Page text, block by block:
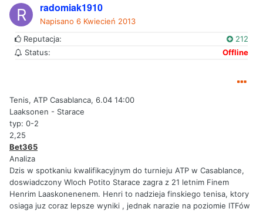
radomiak1910
Napisano 6 Kwiecień 2013
Reputacja:
212
Status:
Offline
Tenis, ATP Casablanca, 6.04 14:00
Laaksonen - Starace
typ: 0-2
2,25
Bet365
Analiza
Dzis w spotkaniu kwalifikacyjnym do turnieju ATP w Casablance,
doswiadczony Wloch Potito Starace zagra z 21 letnim Finem
Henrim Laaskonenenem. Henri to nadzieja finskiego tenisa, ktory
osiaga juz coraz lepsze wyniki , jednak narazie na poziomie ITFów